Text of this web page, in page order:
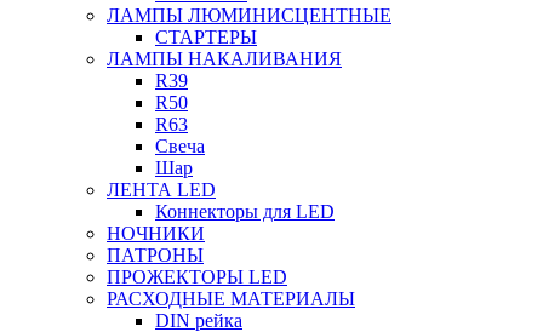
ЛАМПЫ ЛЮМИНИСЦЕНТНЫЕ
СТАРТЕРЫ
ЛАМПЫ НАКАЛИВАНИЯ
R39
R50
R63
Свеча
Шар
ЛЕНТА LED
Коннекторы для LED
НОЧНИКИ
ПАТРОНЫ
ПРОЖЕКТОРЫ LED
РАСХОДНЫЕ МАТЕРИАЛЫ
DIN рейка